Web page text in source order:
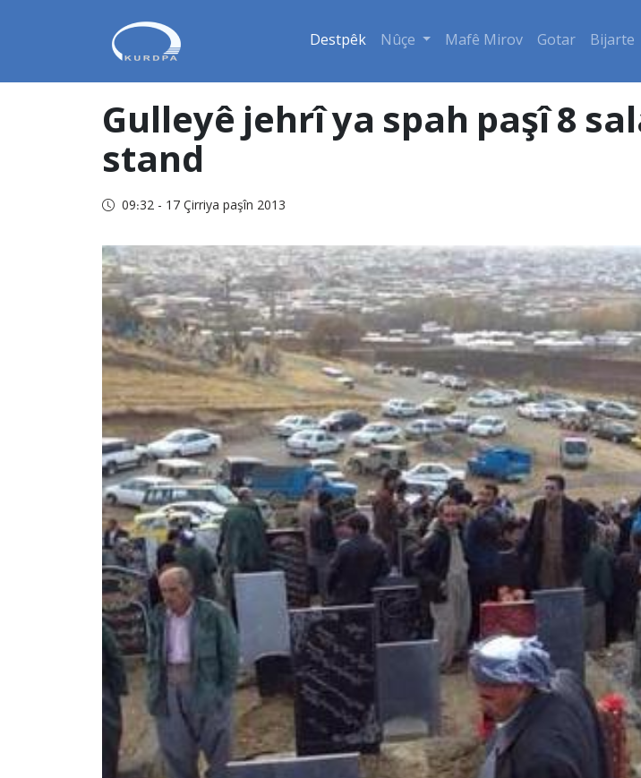
Destpêk Nûçe Mafê Mirov Gotar Bijarte
Gulleyê jehrî ya spah paşî 8
stand
09:32 - 17 Çirriya paşîn 2013